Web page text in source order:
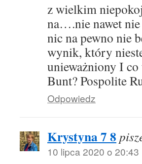
z wielkim
na….nie nawet nie
nic na pewno nie
wynik, który
unieważniony I co
Bunt? Pospolite
Odpowiedz
Krystyna 7 8
10 lipca 2020 o 20:43